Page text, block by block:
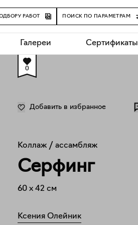
РАБОТ ПОИСК ПО ПАРАМЕТРАМ
Галереи Сертификаты
0
Добавить в избранное
Коллаж / ассамбляж
Серфинг
60 x 42 см
Ксения Олейник